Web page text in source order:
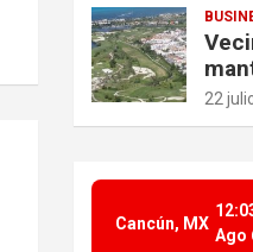
22
Cancún, MX
Ago